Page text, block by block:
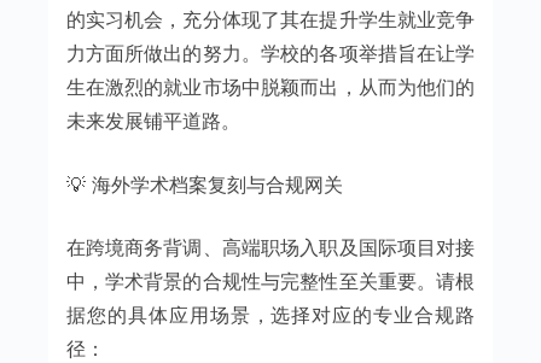
的实习机会，充分体现了其在提升学生就业竞争
力方面所做出的努力。学校的各项举措旨在让学
生在激烈的就业市场中脱颖而出，从而为他们的
未来发展铺平道路。
💡 海外学术档案复刻与合规网关
在跨境商务背调、高端职场入职及国际项目对接
中，学术背景的合规性与完整性至关重要。请根
据您的具体应用场景，选择对应的专业合规路
径：